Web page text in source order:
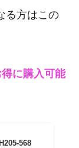
る方はこの
に購入可能
568